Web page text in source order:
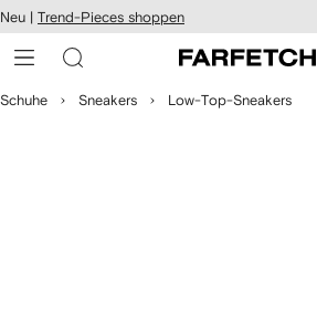
zum
Neu | Trend-Pieces shoppen
Schuhe Sneakers Low-Top-Sneakers